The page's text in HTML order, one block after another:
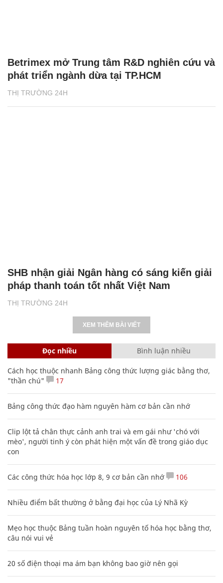
THỊ TRƯỜNG 24H
Betrimex mở Trung tâm R&D nghiên cứu và
phát triển ngành dừa tại TP.HCM
THỊ TRƯỜNG 24H
SHB nhận giải Ngân hàng có sáng kiến giải
pháp thanh toán tốt nhất Việt Nam
XEM THÊM BÀI VIẾT
Đọc nhiều Bình luận nhiều
Cách học thuộc nhanh Bảng công thức lượng giác bằng thơ,
"thần chú"
17
Bảng công thức đạo hàm nguyên hàm cơ bản cần nhớ
Clip lột tả chân thực cảnh anh trai và em gái như 'chó với
mèo', người tinh ý còn phát hiện một vấn đề trong giáo dục
con
Các công thức hóa học lớp 8, 9 cơ bản cần nhớ 106
Nhiều điểm bất thường ở bằng đại học của Lý Nhã Kỳ
Mẹo học thuộc Bảng tuần hoàn nguyên tố hóa học bằng thơ,
câu nói vui vẻ
20 số điện thoại ma ám bạn không bao giờ nên gọi